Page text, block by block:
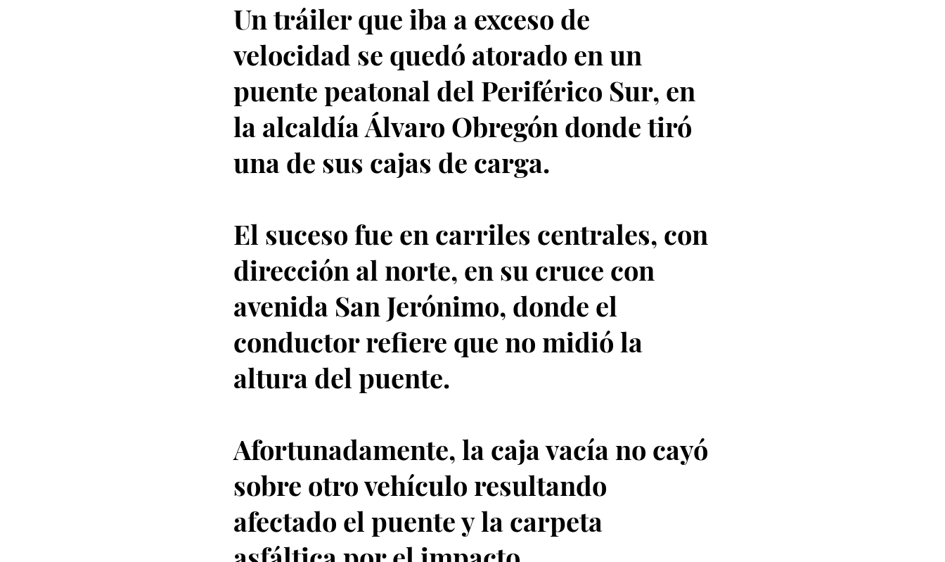
Un tráiler que iba a exceso de
velocidad se quedó atorado en un
puente peatonal del Periférico Sur, en
la alcaldía Álvaro Obregón donde tiró
una de sus cajas de carga.
El suceso fue en carriles centrales, con
dirección al norte, en su cruce con
avenida San Jerónimo, donde el
conductor refiere que no midió la
altura del puente.
Afortunadamente, la caja vacía no cayó
sobre otro vehículo resultando
afectado el puente y la carpeta